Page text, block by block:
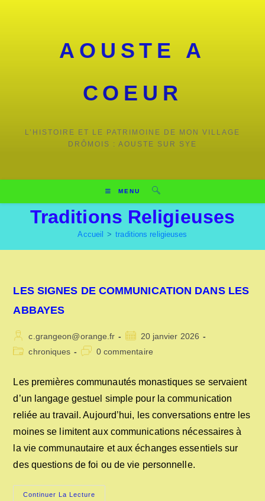
AOUSTE A
COEUR
L’HISTOIRE ET LE PATRIMOINE DE MON VILLAGE
DRÔMOIS : AOUSTE SUR SYE
MENU
Traditions Religieuses
Accueil > traditions religieuses
LES SIGNES DE COMMUNICATION DANS LES
ABBAYES
Auteur/autrice
de
c.grangeon@orange.fr
Publication
publiée :
20 janvier 2026
Postchroniques
Commentaires
publication :
0 commentaire
Les premières communautés monastiques se servaient
d’un langage gestuel simple pour la communication
reliée au travail. Aujourd’hui, les conversations entre les
moines se limitent aux communications nécessaires à
la vie communautaire et aux échanges essentiels sur
des questions de foi ou de vie personnelle.
Continuer La Lecture